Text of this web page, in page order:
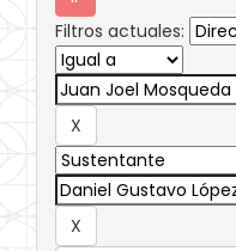
Filtros actuales: